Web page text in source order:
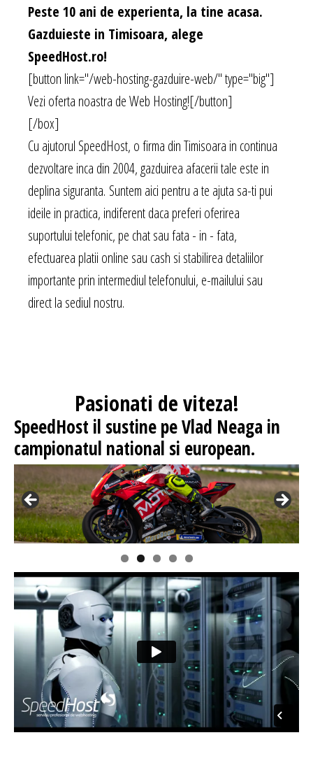
Peste 10 ani de experienta, la tine acasa.
Gazduieste in Timisoara, alege
SpeedHost.ro!
[button link="/web-hosting-gazduire-web/" type="big"]
Vezi oferta noastra de Web Hosting![/button]
[/box]
Cu ajutorul SpeedHost, o firma din Timisoara in continua
dezvoltare inca din 2004, gazduirea afacerii tale este in
deplina siguranta. Suntem aici pentru a te ajuta sa-ti pui
ideile in practica, indiferent daca preferi oferirea
suportului telefonic, pe chat sau fata - in - fata,
efectuarea platii online sau cash si stabilirea detaliilor
importante prin intermediul telefonului, e-mailului sau
direct la sediul nostru.
Pasionati de viteza!
SpeedHost il sustine pe Vlad Neaga in
campionatul national si european.